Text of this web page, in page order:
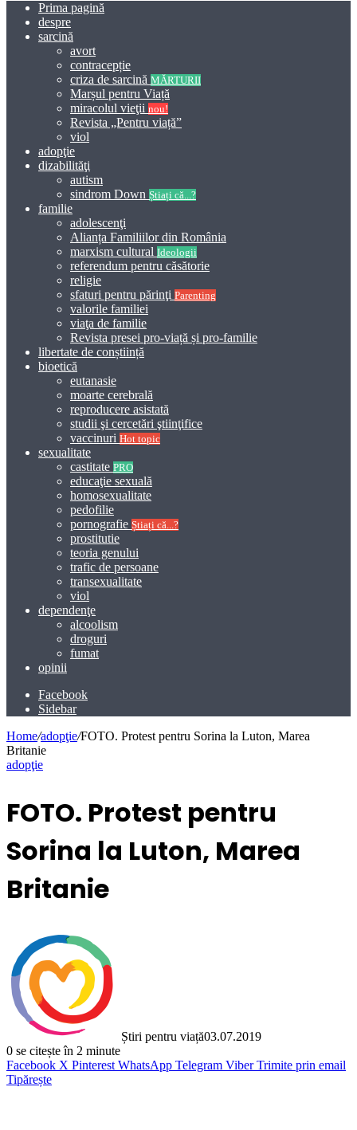
Prima pagină
despre
sarcină
avort
contracepție
criza de sarcină MĂRTURII
Marșul pentru Viață
miracolul vieţii nou!
Revista „Pentru viață”
viol
adopţie
dizabilităţi
autism
sindrom Down Știați că...?
familie
adolescenţi
Alianța Familiilor din România
marxism cultural Ideologii
referendum pentru căsătorie
religie
sfaturi pentru părinţi Parenting
valorile familiei
viaţa de familie
Revista presei pro-viață și pro-familie
libertate de conștiință
bioetică
eutanasie
moarte cerebrală
reproducere asistată
studii şi cercetări ştiinţifice
vaccinuri Hot topic
sexualitate
castitate PRO
educaţie sexuală
homosexualitate
pedofilie
pornografie Știați că...?
prostitutie
teoria genului
trafic de persoane
transexualitate
viol
dependenţe
alcoolism
droguri
fumat
opinii
Facebook
Sidebar
Home/adopţie/FOTO. Protest pentru Sorina la Luton, Marea
Britanie
adopţie
FOTO. Protest pentru
Sorina la Luton, Marea
Britanie
Știri pentru viață03.07.2019
0 se citește în 2 minute
Facebook X Pinterest WhatsApp Telegram Viber Trimite prin email
Tipărește